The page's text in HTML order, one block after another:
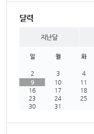
달력
지난달
일 월 화
2
3 4
9
10 11
16
17 18
23
24 25
30
31